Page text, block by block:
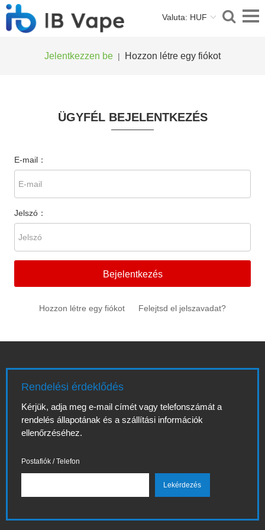
Valuta: HUF
Jelentkezzen be | Hozzon létre egy fiókot
ÜGYFÉL BEJELENTKEZÉS
E-mail：
Jelszó：
Bejelentkezés
Hozzon létre egy fiókot Felejtsd el jelszavadat?
Rendelési érdeklődés
Kérjük, adja meg e-mail címét vagy telefonszámát a
rendelés állapotának és a szállítási információk
ellenőrzéséhez.
Postafiók / Telefon